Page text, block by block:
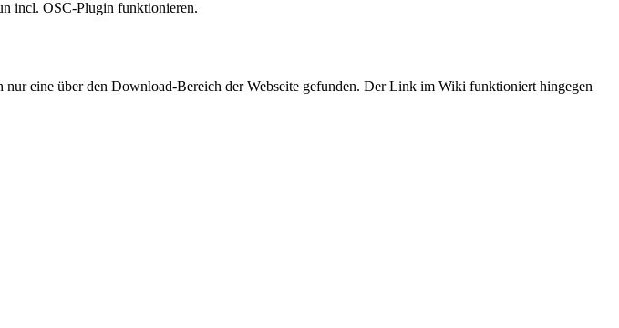
incl. OSC-Plugin funktionieren.
eine über den Download-Bereich der Webseite gefunden. Der Link im Wiki funktioniert hingegen